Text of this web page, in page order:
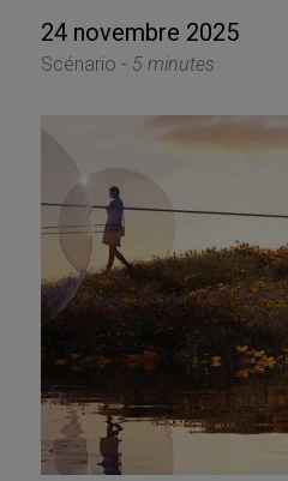
24 novembre 2025
Scénario - 5 minutes